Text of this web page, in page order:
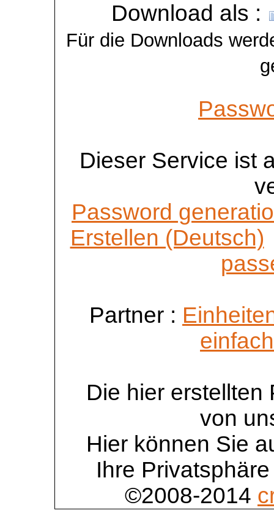
Download als :
Für die Downloads
Dieser Service ist
Password
Erstellen (Deutsch)
Partner :
Die hier
von
Hier können Sie
Ihre
©2008-2014